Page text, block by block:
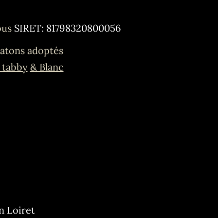
SIRET: 81798320800056
adoptés
& Blanc
Loiret